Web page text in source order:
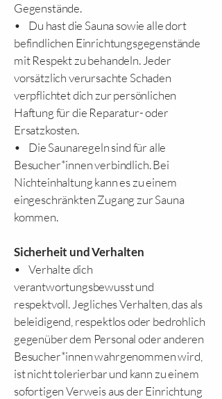
Gegenstände.
• Du hast die Sauna sowie alle dort
befindlichen Einrichtungsgegenstände
mit Respekt zu behandeln. Jeder
vorsätzlich verursachte Schaden
verpflichtet dich zur persönlichen
Haftung für die Reparatur- oder
Ersatzkosten.
• Die Saunaregeln sind für alle
Besucher*innen verbindlich. Bei
Nichteinhaltung kann es zu einem
eingeschränkten Zugang zur Sauna
kommen.
Sicherheit und Verhalten
• Verhalte dich
verantwortungsbewusst und
respektvoll. Jegliches Verhalten, das als
beleidigend, respektlos oder bedrohlich
gegenüber dem Personal oder anderen
Besucher*innen wahrgenommen wird,
ist nicht tolerierbar und kann zu einem
sofortigen Verweis aus der Einrichtung